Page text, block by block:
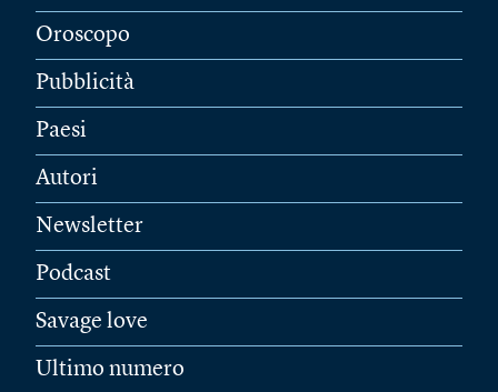
Oroscopo
Pubblicità
Paesi
Autori
Newsletter
Podcast
Savage love
Ultimo numero